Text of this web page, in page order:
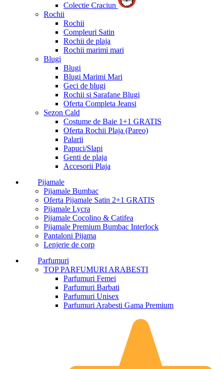
Colectie Craciun
Rochii
Rochii
Compleuri Satin
Rochii de plaja
Rochii marimi mari
Blugi
Blugi
Blugi Marimi Mari
Geci de blugi
Rochii si Sarafane Blugi
Oferta Completa Jeansi
Sezon Cald
Costume de Baie 1+1 GRATIS
Oferta Rochii Plaja (Pareo)
Palarii
Papuci/Slapi
Genti de plaja
Accesorii Plaja
Pijamale
Pijamale Bumbac
Oferta Pijamale Satin 2+1 GRATIS
Pijamale Lycra
Pijamale Cocolino & Catifea
Pijamale Premium Bumbac Interlock
Pantaloni Pijama
Lenjerie de corp
Parfumuri
TOP PARFUMURI ARABESTI
Parfumuri Femei
Parfumuri Barbati
Parfumuri Unisex
Parfumuri Arabesti Gama Premium